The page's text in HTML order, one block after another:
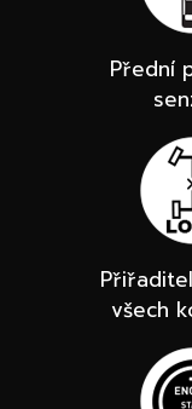
Přední
všech